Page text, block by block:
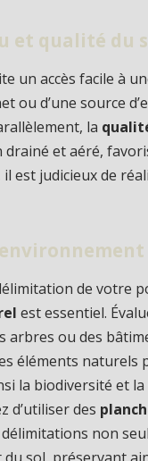
et qualité du
un accès facile à
ou d’une source
la
et aéré,
est judicieux de
de votre
est essentiel.
arbres ou des
éléments naturels
la biodiversité et
d’utiliser des
non